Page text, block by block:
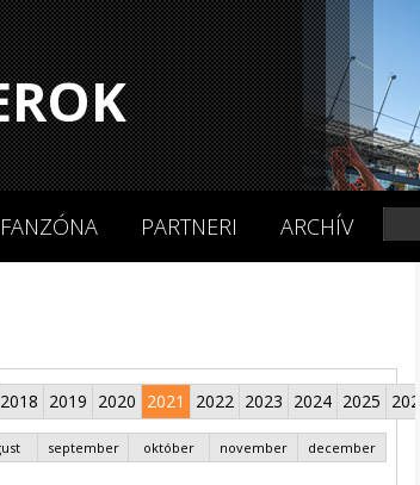
FANZÓNA PARTNERI ARCHÍV
2018 2019 2020 2021 2022 2023 2024 2025 2026
september október november december